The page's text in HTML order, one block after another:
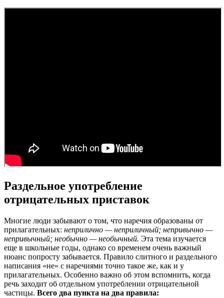
Раздельное употребление
отрицательных приставок
Многие люди забывают о том, что наречия образованы от
прилагательных: неприлично — неприличный; непривычно —
непривычный; необычно — необычный. Эта тема изучается
еще в школьные годы, однако со временем очень важный
нюанс попросту забывается. Правило слитного и раздельного
написания «не» с наречиями точно такое же, как и у
прилагательных. Особенно важно об этом вспомнить, когда
речь заходит об отдельном употреблении отрицательной
частицы. Всего два пункта на два правила: